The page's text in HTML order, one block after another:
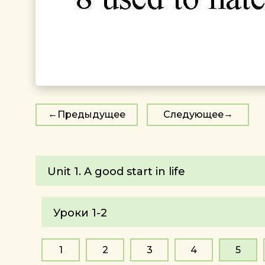
Предыдущее Следующее
Unit 1. A good start in life
Уроки 1-2
1 2 3 4 5